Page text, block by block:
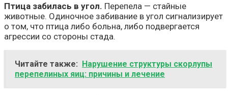
Птица забилась в угол. Перепела — стайные
животные. Одиночное забивание в угол сигнализирует
о том, что птица либо больна, либо подвергается
агрессии со стороны стада.
Читайте также: Нарушение структуры скорлупы
перепелиных яиц: причины и лечение